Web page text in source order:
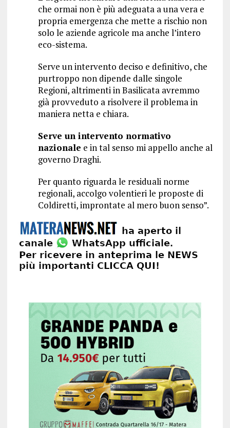
che ormai non è più adeguata a una vera e
propria emergenza che mette a rischio non
solo le aziende agricole ma anche l’intero
eco-sistema.
Serve un intervento deciso e definitivo, che
purtroppo non dipende dalle singole
Regioni, altrimenti in Basilicata avremmo
già provveduto a risolvere il problema in
maniera netta e chiara.
Serve un intervento normativo
nazionale e in tal senso mi appello anche al
governo Draghi.
Per quanto riguarda le residuali norme
regionali, accolgo volentieri le proposte di
Coldiretti, improntate al mero buon senso”.